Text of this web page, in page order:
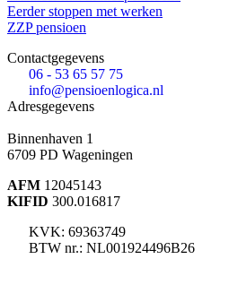
Eerder stoppen met werken
ZZP pensioen
Contactgegevens
06 - 53 65 57 75
info@pensioenlogica.nl
Adresgegevens
Binnenhaven 1
6709 PD Wageningen
AFM 12045143
KIFID 300.016817
KVK: 69363749
BTW nr.: NL001924496B26